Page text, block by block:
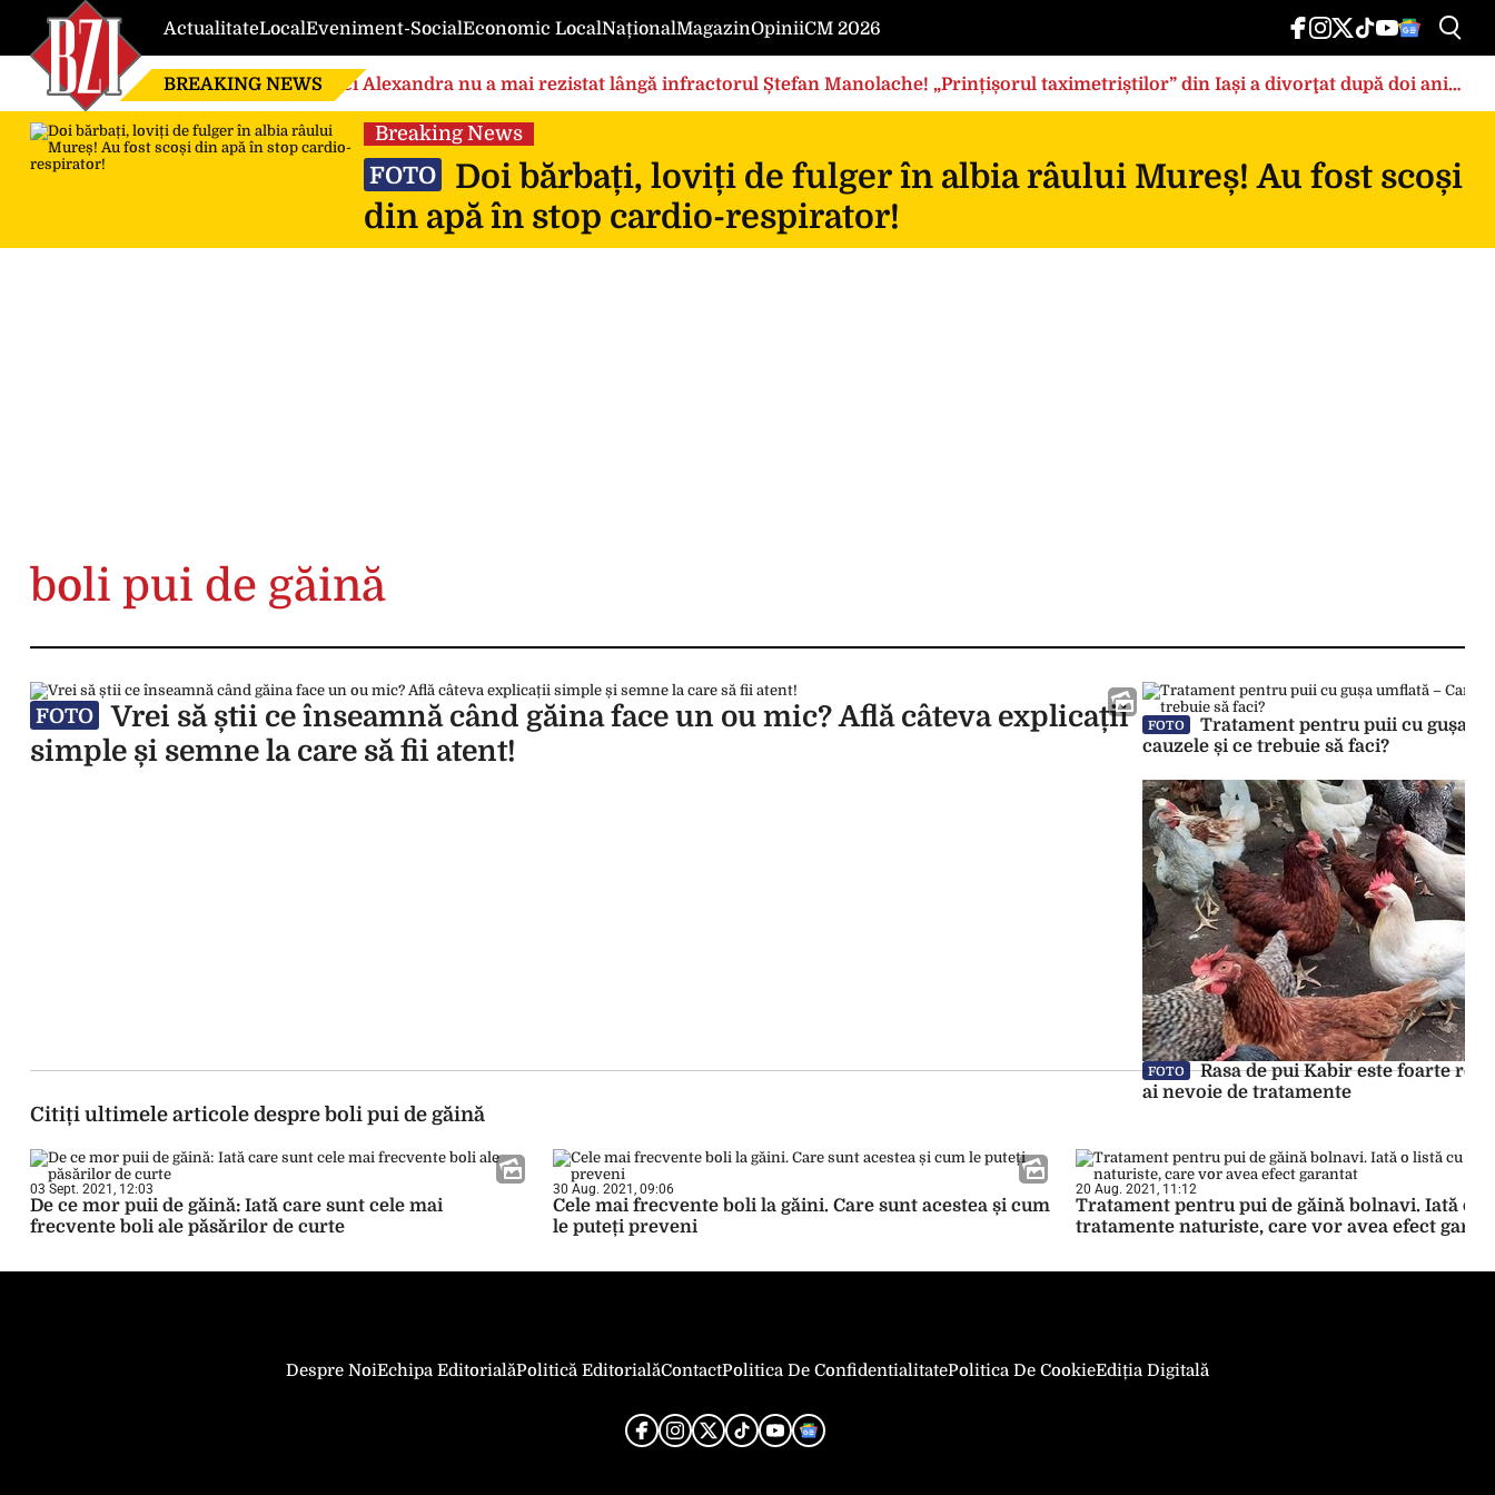
ActualitateLocalEveniment-SocialEconomic LocalNaționalMagazinOpiniiCM 2026
BREAKING NEWS Nici Alexandra nu a mai rezistat lângă infractorul Ștefan Manolache! „Prințișorul taximetriștilor” din Iași a divorţat după doi ani
de căsnicie
Breaking News
FOTO
Doi bărbați, loviți de fulger în albia râului Mureș! Au fost scoși
din apă în stop cardio-respirator!
boli pui de găină
FOTO
Vrei să știi ce înseamnă când găina face un ou mic? Află câteva explicații
simple și semne la care să fii atent!
FOTO
Tratament pentru puii cu gușa
cauzele și ce trebuie să faci?
FOTO
Rasa de pui Kabir este foarte
ai nevoie de tratamente
Citiți ultimele articole despre boli pui de găină
03 Sept. 2021, 12:03
De ce mor puii de găină: Iată care sunt cele mai
frecvente boli ale păsărilor de curte
30 Aug. 2021, 09:06
Cele mai frecvente boli la găini. Care sunt acestea și cum
le puteți preveni
20 Aug. 2021, 11:12
Tratament pentru pui de găină bolnavi. Iată o
tratamente naturiste, care vor avea efect
Despre NoiEchipa EditorialăPolitică EditorialăContactPolitica De ConfidentialitatePolitica De CookieEdiția Digitală